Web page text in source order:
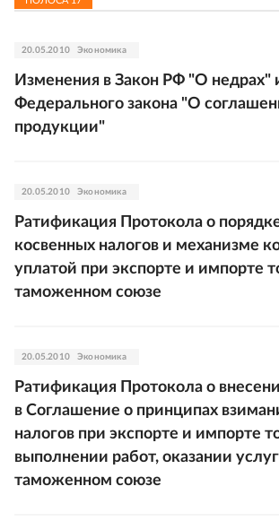
20.05.2010 Экономика
Изменения в Закон РФ "О недрах"
Федерального закона "О
продукции"
20.05.2010 Экономика
Ратификация Протокола о
косвенных налогов и механизме
уплатой при экспорте и импорте
таможенном союзе
20.05.2010 Экономика
Ратификация Протокола о
в Соглашение о принципах
налогов при экспорте и импорте
выполнении работ, оказании
таможенном союзе